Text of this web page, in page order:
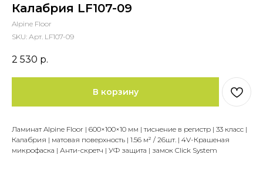
Калабрия LF107-09
Alpine Floor
SKU: Арт. LF107-09
2 530 р.
В корзину
Ламинат Alpine Floor | 600×100×10 мм | тиснение в регистр | 33 класс |
Калабрия | матовая поверхность | 1.56 м² / 26шт. | 4V-Крашеная
микрофаска | Анти-скретч | УФ защита | замок Click System